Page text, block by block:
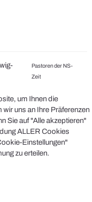
Pastoren der NS-
Zeit
um Ihnen die
uns an Ihre Präferenzen
Sie auf "Alle akzeptieren"
ALLER Cookies
Einstellungen"
zu erteilen.